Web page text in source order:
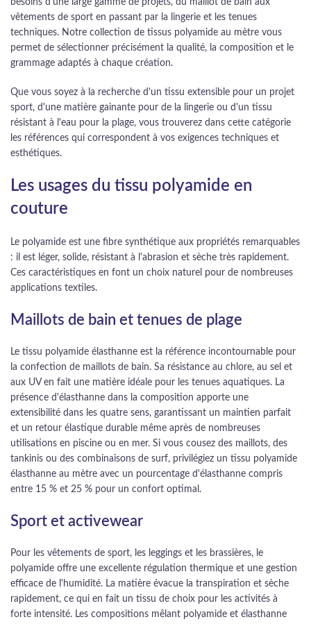
besoins d'une large gamme de projets, du maillot de bain aux
vêtements de sport en passant par la lingerie et les tenues
techniques. Notre collection de tissus polyamide au mètre vous
permet de sélectionner précisément la qualité, la composition et le
grammage adaptés à chaque création.
Que vous soyez à la recherche d'un tissu extensible pour un projet
sport, d'une matière gainante pour de la lingerie ou d'un tissu
résistant à l'eau pour la plage, vous trouverez dans cette catégorie
les références qui correspondent à vos exigences techniques et
esthétiques.
Les usages du tissu polyamide en
couture
Le polyamide est une fibre synthétique aux propriétés remarquables
: il est léger, solide, résistant à l'abrasion et sèche très rapidement.
Ces caractéristiques en font un choix naturel pour de nombreuses
applications textiles.
Maillots de bain et tenues de plage
Le tissu polyamide élasthanne est la référence incontournable pour
la confection de maillots de bain. Sa résistance au chlore, au sel et
aux UV en fait une matière idéale pour les tenues aquatiques. La
présence d'élasthanne dans la composition apporte une
extensibilité dans les quatre sens, garantissant un maintien parfait
et un retour élastique durable même après de nombreuses
utilisations en piscine ou en mer. Si vous cousez des maillots, des
tankinis ou des combinaisons de surf, privilégiez un tissu polyamide
élasthanne au mètre avec un pourcentage d'élasthanne compris
entre 15 % et 25 % pour un confort optimal.
Sport et activewear
Pour les vêtements de sport, les leggings et les brassières, le
polyamide offre une excellente régulation thermique et une gestion
efficace de l'humidité. La matière évacue la transpiration et sèche
rapidement, ce qui en fait un tissu de choix pour les activités à
forte intensité. Les compositions mêlant polyamide et élasthanne